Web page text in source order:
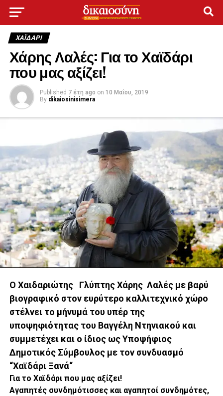
ΧΑΪΔΑΡΙ
Χάρης Λαλές: Για το Χαϊδάρι
που μας αξίζει!
Published 7 έτη ago on 10 Μαΐου, 2019
By dikaiosinisimera
Ο Χαιδαριώτης Γλύπτης Χάρης Λαλές με βαρύ
βιογραφικό στον ευρύτερο καλλιτεχνικό χώρο
στέλνει το μήνυμά του υπέρ της
υποψηφιότητας του Βαγγέλη Ντηνιακού και
συμμετέχει και ο ίδιος ως Υποψήφιος
Δημοτικός Σύμβουλος με τον συνδυασμό
“Χαϊδάρι Ξανά“
Για το Χαϊδάρι που μας αξίζει!
Αγαπητές συνδημότισσες και αγαπητοί συνδημότες,